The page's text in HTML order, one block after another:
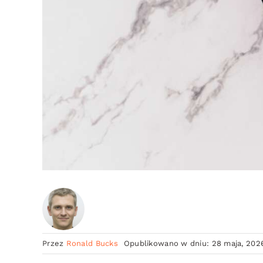
Przez Ronald Bucks Opublikowano w dniu: 28 maja,